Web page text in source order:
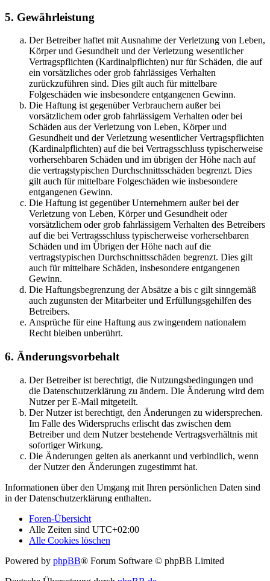
5. Gewährleistung
Der Betreiber haftet mit Ausnahme der Verletzung von Leben,
Körper und Gesundheit und der Verletzung wesentlicher
Vertragspflichten (Kardinalpflichten) nur für Schäden, die auf
ein vorsätzliches oder grob fahrlässiges Verhalten
zurückzuführen sind. Dies gilt auch für mittelbare
Folgeschäden wie insbesondere entgangenen Gewinn.
Die Haftung ist gegenüber Verbrauchern außer bei
vorsätzlichem oder grob fahrlässigem Verhalten oder bei
Schäden aus der Verletzung von Leben, Körper und
Gesundheit und der Verletzung wesentlicher Vertragspflichten
(Kardinalpflichten) auf die bei Vertragsschluss typischerweise
vorhersehbaren Schäden und im übrigen der Höhe nach auf
die vertragstypischen Durchschnittsschäden begrenzt. Dies
gilt auch für mittelbare Folgeschäden wie insbesondere
entgangenen Gewinn.
Die Haftung ist gegenüber Unternehmern außer bei der
Verletzung von Leben, Körper und Gesundheit oder
vorsätzlichem oder grob fahrlässigem Verhalten des Betreibers
auf die bei Vertragsschluss typischerweise vorhersehbaren
Schäden und im Übrigen der Höhe nach auf die
vertragstypischen Durchschnittsschäden begrenzt. Dies gilt
auch für mittelbare Schäden, insbesondere entgangenen
Gewinn.
Die Haftungsbegrenzung der Absätze a bis c gilt sinngemäß
auch zugunsten der Mitarbeiter und Erfüllungsgehilfen des
Betreibers.
Ansprüche für eine Haftung aus zwingendem nationalem
Recht bleiben unberührt.
6. Änderungsvorbehalt
Der Betreiber ist berechtigt, die Nutzungsbedingungen und
die Datenschutzerklärung zu ändern. Die Änderung wird dem
Nutzer per E-Mail mitgeteilt.
Der Nutzer ist berechtigt, den Änderungen zu widersprechen.
Im Falle des Widerspruchs erlischt das zwischen dem
Betreiber und dem Nutzer bestehende Vertragsverhältnis mit
sofortiger Wirkung.
Die Änderungen gelten als anerkannt und verbindlich, wenn
der Nutzer den Änderungen zugestimmt hat.
Informationen über den Umgang mit Ihren persönlichen Daten sind
in der Datenschutzerklärung enthalten.
Foren-Übersicht
Alle Zeiten sind UTC+02:00
Alle Cookies löschen
Powered by phpBB® Forum Software © phpBB Limited